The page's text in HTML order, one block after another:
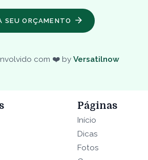
SEU ORÇAMENTO
com ❤️ by Versatilnow
Páginas
Início
Dicas
Fotos